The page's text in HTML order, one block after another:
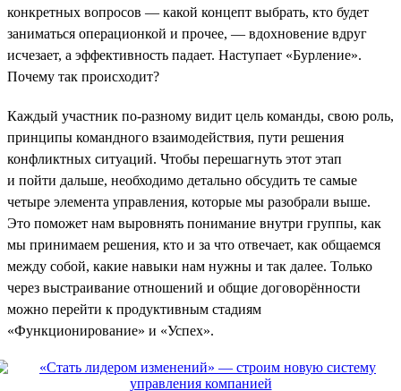
конкретных вопросов — какой концепт выбрать, кто будет
заниматься операционкой и прочее, — вдохновение вдруг
исчезает, а эффективность падает. Наступает «Бурление».
Почему так происходит?
Каждый участник по-разному видит цель команды, свою роль,
принципы командного взаимодействия, пути решения
конфликтных ситуаций. Чтобы перешагнуть этот этап
и пойти дальше, необходимо детально обсудить те самые
четыре элемента управления, которые мы разобрали выше.
Это поможет нам выровнять понимание внутри группы, как
мы принимаем решения, кто и за что отвечает, как общаемся
между собой, какие навыки нам нужны и так далее. Только
через выстраивание отношений и общие договорённости
можно перейти к продуктивным стадиям
«Функционирование» и «Успех».